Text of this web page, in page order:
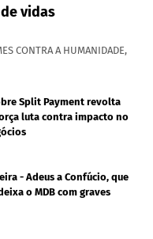
vidas
CONTRA A HUMANIDADE,
Split Payment revolta
luta contra impacto no
- Adeus a Confúcio, que
o MDB com graves